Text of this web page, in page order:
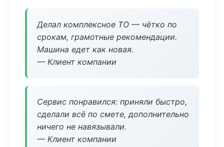
Делал комплексное ТО — чётко по
срокам, грамотные рекомендации.
Машина едет как новая.
— Клиент компании
Сервис понравился: приняли быстро,
сделали всё по смете, дополнительно
ничего не навязывали.
— Клиент компании